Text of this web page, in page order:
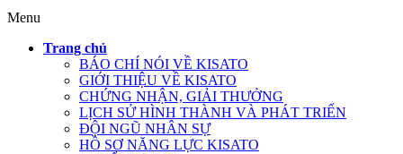
Menu
Trang chủ
BÁO CHÍ NÓI VỀ KISATO
GIỚI THIỆU VỀ KISATO
CHỨNG NHẬN, GIẢI THƯỞNG
LỊCH SỬ HÌNH THÀNH VÀ PHÁT TRIỂN
ĐỘI NGŨ NHÂN SỰ
HỒ SƠ NĂNG LỰC KISATO